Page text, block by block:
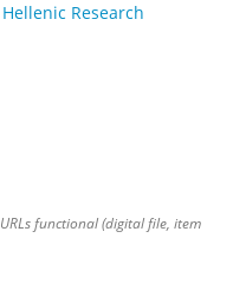
Research
functional (digital file, item